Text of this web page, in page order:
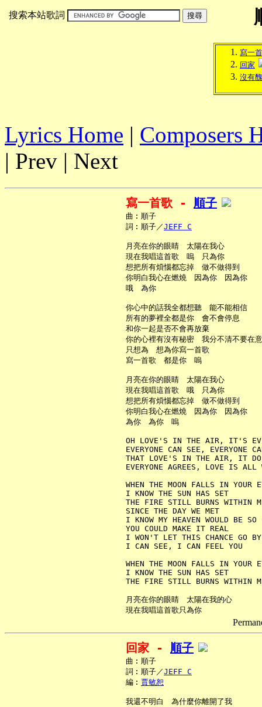
搜索本站歌詞
寫一
回家
沒有
Lyrics Home | Composers
| Prev | Next
寫一首歌 - 順子
     曲︰順子
     詞︰順子／
JEFF C
     月亮在你的眼睛　太陽在我心
     現在我唱這首歌　嗚　只為你
     想把所有煩惱都忘掉　做不做得到
     你明白我心在燃燒　因為你　因為你
     哦　為你
     你心中的話我全都想聽　能不能相信
     所有的夢裡全都是你　會不會停息
     和你一起是否不會再放棄
     你的心裡有沒有秘密　我分不清不要在意
     只想為　想為你寫一首歌
     寫一首歌　都是你　嗚
     月亮在你的眼睛　太陽在我心
     現在我唱這首歌　哦　只為你
     想把所有煩惱都忘掉　做不做得到
     你明白我心在燃燒　因為你　因為你
     為你　為你　嗚
OH LOVE'S IN THE AIR, IT'S
EVERYONE CAN SEE, EVERYONE
THAT LOVE'S IN THE AIR, IT
EVERYONE AGREES, LOVE IS ALL
WHEN THE MOON FALLS IN YOUR
     I KNOW THE SUN HAS SET
THE FIRE STILL BURNS WITHIN
     SINCE THE DAY WE MET
I KNOW MY HEAVEN WOULD BE SO
     YOU COULD MAKE IT REAL
     I WON'T LET THIS CHANCE GO BY
     I CAN SEE, I CAN FEEL YOU
WHEN THE MOON FALLS IN YOUR
     I KNOW THE SUN HAS SET
THE FIRE STILL BURNS WITHIN
     月亮在你的眼睛　太陽在我的心
回家 - 順子
     曲︰順子
     詞︰順子／
JEFF C
     編︰
賈敏恕
     我還不明白　為什麼你離開了我